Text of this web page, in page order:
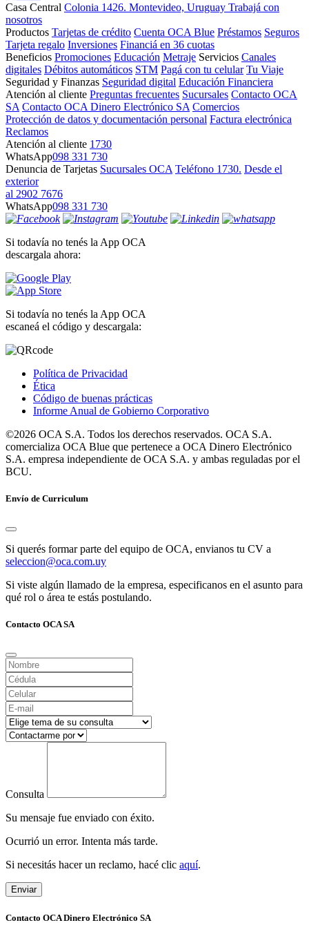
Casa Central Colonia 1426. Montevideo, Uruguay Trabajá con
nosotros
Productos Tarjetas de crédito Cuenta OCA Blue Préstamos Seguros
Tarjeta regalo Inversiones Financiá en 36 cuotas
Beneficios Promociones Educación Metraje Servicios Canales
digitales Débitos automáticos STM Pagá con tu celular Tu Viaje
Seguridad y Finanzas Seguridad digital Educación Financiera
Atención al cliente Preguntas frecuentes Sucursales Contacto OCA
SA Contacto OCA Dinero Electrónico SA Comercios
Protección de datos y documentación personal Factura electrónica
Reclamos
Atención al cliente 1730
WhatsApp098 331 730
Denuncia de Tarjetas Sucursales OCA Teléfono 1730. Desde el
exterior
al 2902 7676
WhatsApp098 331 730
Si todavía no tenés la App OCA
descargala ahora:
Si todavía no tenés la App OCA
escaneá el código y descargala:
Política de Privacidad
Ética
Código de buenas prácticas
Informe Anual de Gobierno Corporativo
©2026 OCA S.A. Todos los derechos reservados. OCA S.A.
comercializa OCA Blue que pertenece a OCA Dinero Electrónico
S.A. empresa independiente de OCA S.A. y ambas reguladas por el
BCU.
Envío de Curriculum
Si querés formar parte del equipo de OCA, envianos tu CV a
seleccion@oca.com.uy
Si viste algún llamado de la empresa, especificanos en el asunto para
qué rol o área te estás postulando.
Contacto OCA SA
Consulta
Su mensaje fue enviado con éxito.
Ocurrió un error. Intenta más tarde.
Si necesitás hacer un reclamo, hacé clic aquí.
Enviar
Contacto OCA Dinero Electrónico SA